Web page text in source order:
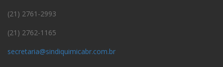
(21) 2761-2993
(21) 2762-1165
secretaria@sindiquimicabr.com.br